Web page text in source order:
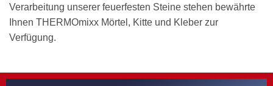
Verarbeitung unserer feuerfesten Steine stehen bewährte
Ihnen THERMOmixx Mörtel, Kitte und Kleber zur
Verfügung.